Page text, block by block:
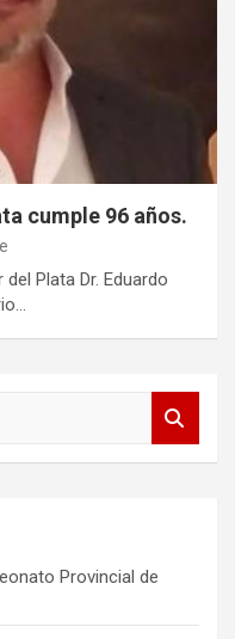
cumple 96 años.
Plata Dr. Eduardo
Provincial de